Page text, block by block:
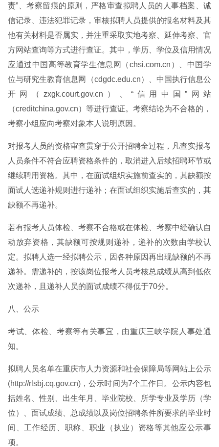
责”、考察留痕的原则，严格审查拟聘人员的人事档案、诚
信记录、违法犯罪记录，审核拟聘人员提供的报名材料及其
他有关材料是否属实，并注重采取实地考察、延伸考察、官
方网站查询等方式进行查证。其中，学历、学位及信用情况
应通过中国高等教育学生信息网（chsi.com.cn）、中国学
位与研究生教育信息网（cdgdc.edu.cn）、中国执行信息公
开网（zxgk.court.gov.cn）、“信用中国”网站
（creditchina.gov.cn）等进行查证。考察结论为不合格的，
考察小组应向考察对象本人说明原因。
对报考人员的资格审查贯穿于公开招聘全过程，凡查实报考
人员条件不符合应聘资格条件的，取消进入后续招聘环节或
继续聘用资格。其中，在面试组织实施前查实的，其缺额按
面试人选递补规则进行递补；在面试组织实施后查实的，其
缺额不再递补。
若有报考人员体检、考察不合格或在体检、考察中经确认自
动放弃资格，其缺额可按规则递补，递补的次数由学校认
定。拟聘人选一经拟聘公示，因各种原因再出现缺额的不再
递补。需递补的，按该岗位报考人员考核总成绩从高到低依
次递补，且递补人员的面试成绩不得低于70分。
八、公示
考试、体检、考察等有关事宜，由重庆三峡学院人事处通
知。
拟聘人员名单在重庆市人力资源和社会保障局等网站上公示
(http://rlsbj.cq.gov.cn)，公示时间为7个工作日。公示内容包
括姓名、性别、出生年月、毕业院校、所学专业及学历（学
位）、面试成绩、总成绩以及岗位招聘条件所要求的毕业时
间、工作经历、职称、职业（执业）资格等其他应公示事
项。